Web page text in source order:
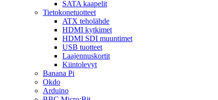
SATA kaapelit
Tietokonetuotteet
ATX teholähde
HDMI kytkimet
HDMI SDI muuntimet
USB tuotteet
Laajennuskortit
Kiintolevyt
Banana Pi
Okdo
Arduino